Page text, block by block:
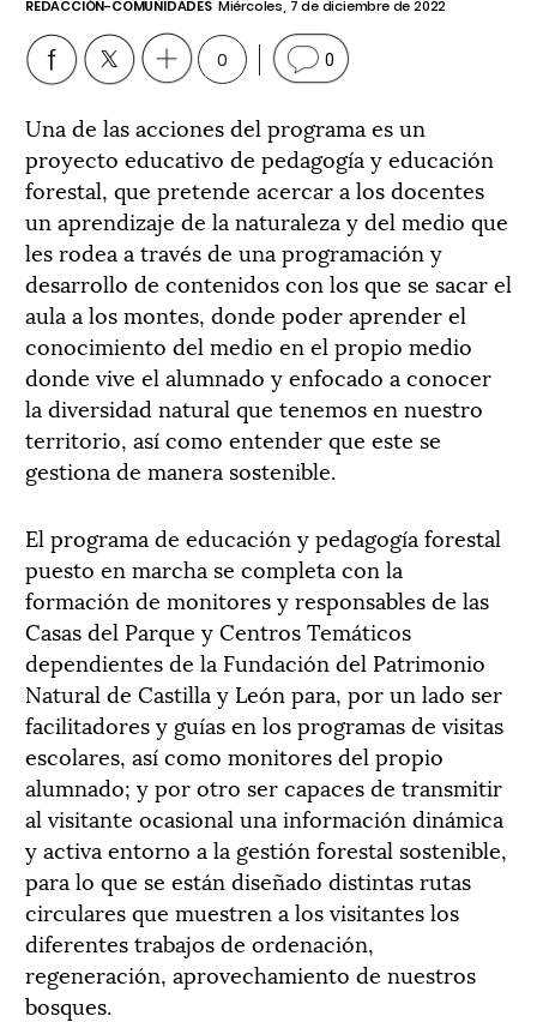
REDACCIÓN-COMUNIDADES Miércoles, 7 de diciembre de 2022
0 0
Una de las acciones del programa es un
proyecto educativo de pedagogía y educación
forestal, que pretende acercar a los docentes
un aprendizaje de la naturaleza y del medio que
les rodea a través de una programación y
desarrollo de contenidos con los que se sacar el
aula a los montes, donde poder aprender el
conocimiento del medio en el propio medio
donde vive el alumnado y enfocado a conocer
la diversidad natural que tenemos en nuestro
territorio, así como entender que este se
gestiona de manera sostenible.
El programa de educación y pedagogía forestal
puesto en marcha se completa con la
formación de monitores y responsables de las
Casas del Parque y Centros Temáticos
dependientes de la Fundación del Patrimonio
Natural de Castilla y León para, por un lado ser
facilitadores y guías en los programas de visitas
escolares, así como monitores del propio
alumnado; y por otro ser capaces de transmitir
al visitante ocasional una información dinámica
y activa entorno a la gestión forestal sostenible,
para lo que se están diseñado distintas rutas
circulares que muestren a los visitantes los
diferentes trabajos de ordenación,
regeneración, aprovechamiento de nuestros
bosques.